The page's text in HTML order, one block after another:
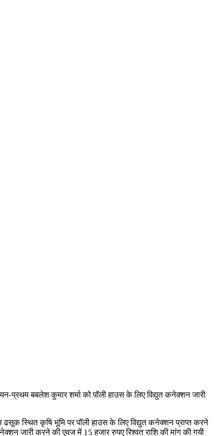
प्रथम बबलेश कुमार शर्मा को पॉली हाउस के लिए विद्युत कनेक्शन जारी
ढसूक स्थित कृषि भूमि पर पॉली हाउस के लिए विद्युत कनेक्शन प्राप्त करने
जारी करने की एवज में 15 हजार रुपए रिश्वत राशि की मांग की गयी